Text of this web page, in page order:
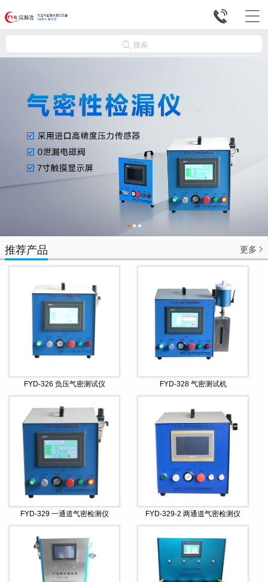


 搜索
推荐产品 更多 
FYD-326 负压气密测试仪 FYD-328 气密测试机
FYD-329 一通道气密检测仪 FYD-329-2 两通道气密检测仪